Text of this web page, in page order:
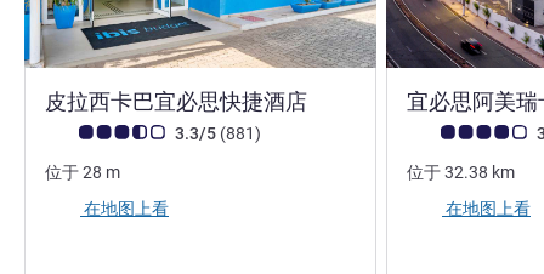
皮拉西卡巴宜必思快捷酒店
客户意见评级 (ALL 评级)
3.3/5 (881评论
)
位于28 m
在地图上看
宜必思阿美
客户意见评级
位于32.38 km
在地图上看